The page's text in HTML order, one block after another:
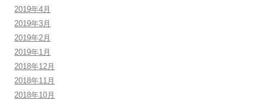
2019年4月
2019年3月
2019年2月
2019年1月
2018年12月
2018年11月
2018年10月